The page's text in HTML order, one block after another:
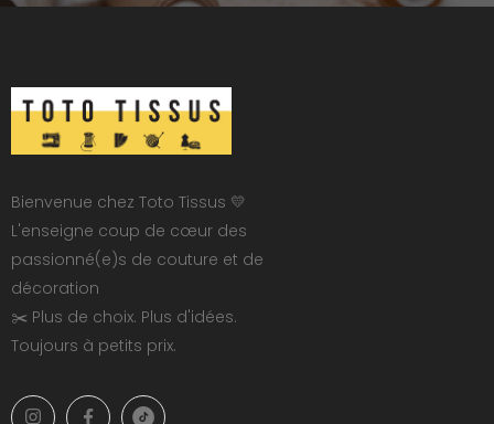
Bienvenue chez Toto Tissus 💛
L'enseigne coup de cœur des
passionné(e)s de couture et de
décoration
✂️ Plus de choix. Plus d'idées.
Toujours à petits prix.